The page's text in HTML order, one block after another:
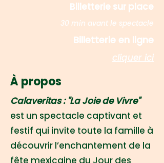
Billetterie sur place
30 min avant le spectacle
Billetterie en ligne
cliquer ici
À propos
Calaveritas : "La Joie de Vivre"
est un spectacle captivant et
festif qui invite toute la famille à
découvrir l’enchantement de la
fête mexicaine du Jour des